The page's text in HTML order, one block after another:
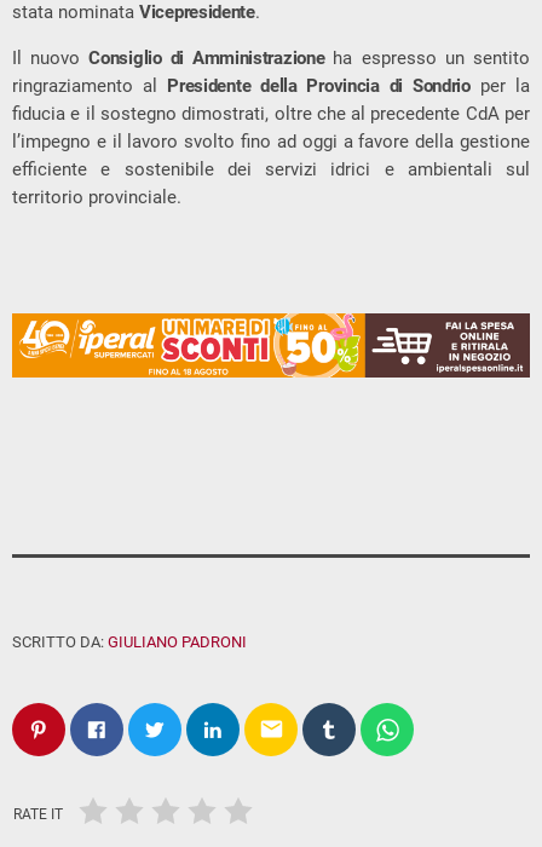
stata nominata Vicepresidente.
Il nuovoConsiglio di Amministrazioneha espresso un sentito
ringraziamento al Presidente della Provincia di Sondrioper la
fiducia e il sostegno dimostrati, oltre che al precedente CdA per
l’impegno e il lavoro svolto fino ad oggi a favore della gestione
efficiente e sostenibile dei servizi idrici e ambientali sul
territorio provinciale.
SCRITTO DA: GIULIANO PADRONI
email
RATE IT